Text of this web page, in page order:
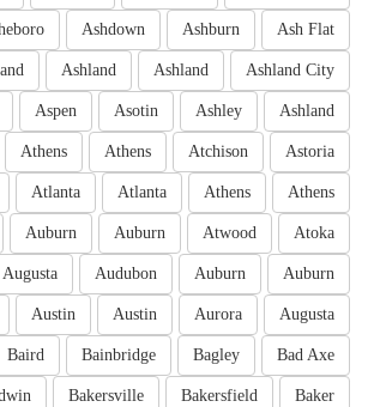
Ash Flat
Ashburn
Ashdown
Ashland City
Ashland
Ashland
Ashland
Ashley
Asotin
Aspen
Astoria
Atchison
Athens
Athens
Athens
Athens
Atlanta
Atlanta
Atoka
Atwood
Auburn
Auburn
Auburn
Auburn
Audubon
Augusta
Augusta
Aurora
Austin
Austin
Bad Axe
Bagley
Bainbridge
Baird
Baker
Bakersfield
Bakersville